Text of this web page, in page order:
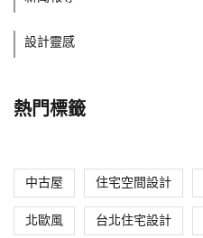
設計靈感
熱門標籤
中古屋 住宅空間設計
北歐風 台北住宅設計